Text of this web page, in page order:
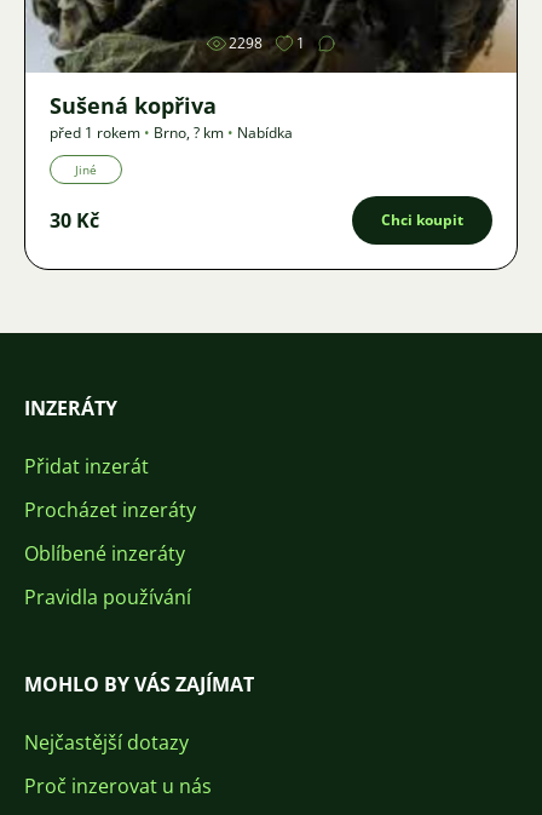
2298 1
Sušená kopřiva
před 1 rokem • Brno,? km • Nabídka
Jiné
30 Kč Chci koupit
INZERÁTY
Přidat inzerát
Procházet inzeráty
Oblíbené inzeráty
Pravidla používání
MOHLO BY VÁS ZAJÍMAT
Nejčastější dotazy
Proč inzerovat u nás